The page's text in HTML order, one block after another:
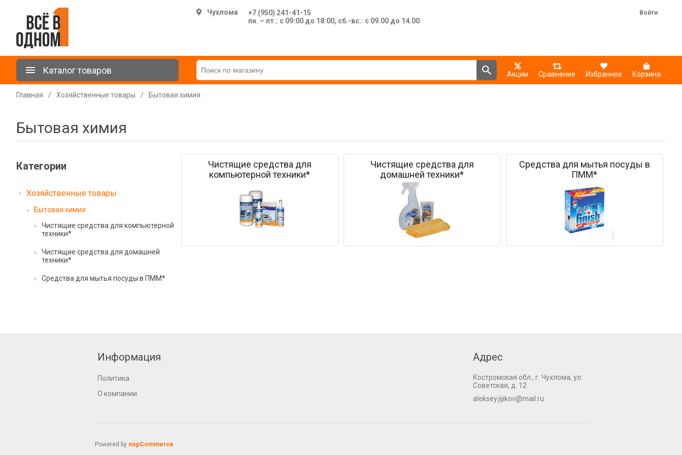
Чухлома
+7 (950) 241-41-15
пн. – пт.: с 09:00 до 18:00, сб.-вс.: с 09.00 до 14.00
Войти
Каталог товаров Акции Сравнение Избранное Корзина
Главная / Хозяйственные товары / Бытовая химия
Бытовая химия
Категории
Хозяйственные товары
Бытовая химия
Чистящие средства для компьютерной
техники*
Чистящие средства для домашней
техники*
Средства для мытья посуды в ПММ*
Чистящие средства для
компьютерной техники*
Чистящие средства для
домашней техники*
Средства для мытья посуды в
ПММ*
Информация
Политика
О компании
Адрес
Костромская обл., г. Чухлома, ул.
Советская, д. 12
aleksey.jijikov@mail.ru
Powered by nopCommerce